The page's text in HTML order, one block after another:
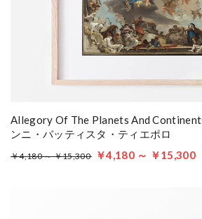
Allegory Of The Planets And
ンニ・バッティスタ・ティエポロ
￥4,180 ～ ￥15,300 ￥4,180 ～ ￥15,300